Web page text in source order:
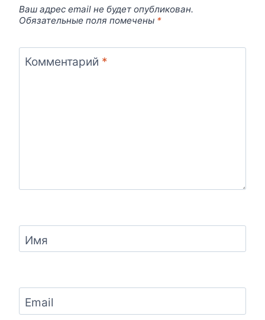
Ваш адрес email не будет опубликован.
Обязательные поля помечены *
Комментарий *
Имя
Email